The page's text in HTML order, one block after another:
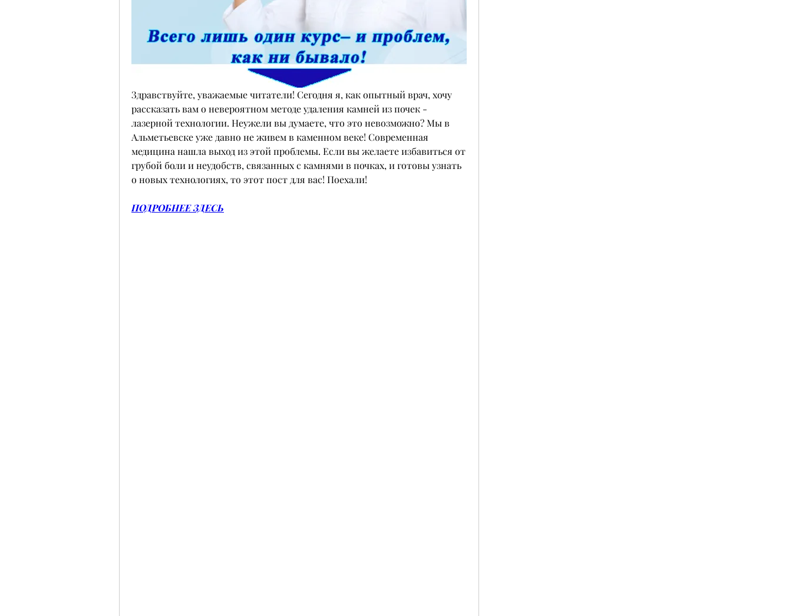
Здравствуйте, уважаемые читатели! Сегодня я, как опытный врач, хочу
рассказать вам о невероятном методе удаления камней из почек -
лазерной технологии. Неужели вы думаете, что это невозможно? Мы в
Альметьевске уже давно не живем в каменном веке! Современная
медицина нашла выход из этой проблемы. Если вы желаете избавиться от
грубой боли и неудобств, связанных с камнями в почках, и готовы узнать
о новых технологиях, то этот пост для вас! Поехали!
ПОДРОБНЕЕ ЗДЕСЬ